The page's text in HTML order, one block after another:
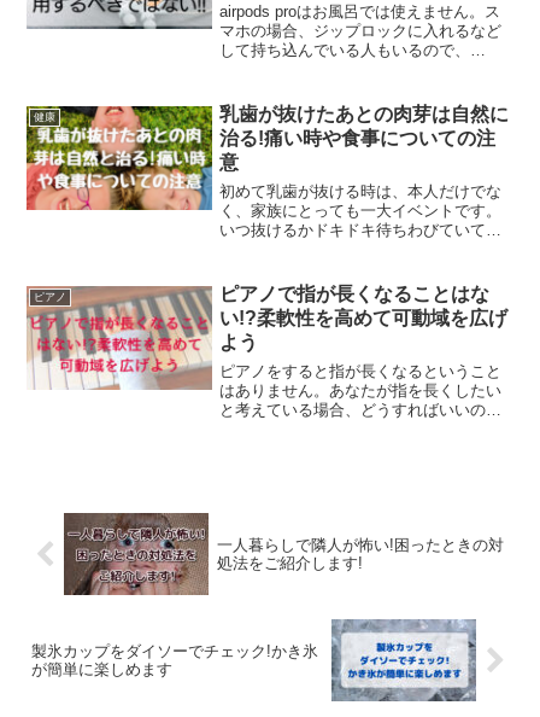
airpods proはお風呂では使えません。ス
マホの場合、ジップロックに入れるなど
して持ち込んでいる人もいるので、
能についても詳しく見ていきます。
健康
乳歯が抜けたあとの肉芽は自然に
治る!痛い時や食事についての注
意
初めて乳歯が抜ける時は、本人だけでな
く、家族にとっても一大イベントです。
いつ抜けるかドキドキ待ちわびていて、
乳歯が抜けたあとをよく見てみると、赤
くぷくっと膨れているこ...
ピアノ
ピアノで指が長くなることはな
い!?柔軟性を高めて可動域を広げ
よう
ピアノをすると指が長くなるということ
はありません。あなたが指を長くしたい
と考えている場合、どうすればいいのか
一人暮らしで隣人が怖い!困ったときの対
処法をご紹介します!
製氷カップをダイソーでチェック!かき氷
が簡単に楽しめます